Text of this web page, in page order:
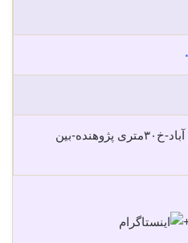
لرستان- خرم آباد-خ۳۰متری پژوهنده-بین